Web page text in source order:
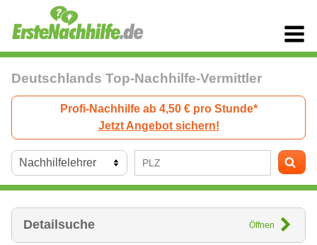
Deutschlands Top-Nachhilfe-Vermittler
Profi-Nachhilfe ab 4,50 € pro Stunde*
Jetzt Angebot sichern!
Detailsuche Öffnen